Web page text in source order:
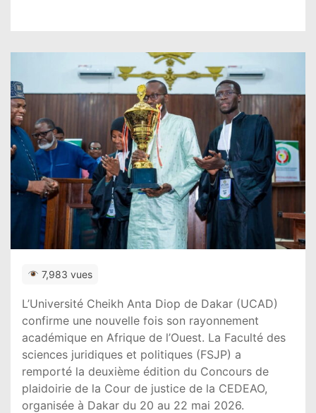
7,983 vues
L’Université Cheikh Anta Diop de Dakar (UCAD)
confirme une nouvelle fois son rayonnement
académique en Afrique de l’Ouest. La Faculté des
sciences juridiques et politiques (FSJP) a
remporté la deuxième édition du Concours de
plaidoirie de la Cour de justice de la CEDEAO,
organisée à Dakar du 20 au 22 mai 2026.